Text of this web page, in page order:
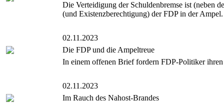
Die Verteidigung der Schuldenbremse ist (neben
(und Existenzberechtigung) der FDP in der Ampel.
02.11.2023
Die FDP und die Ampeltreue
In einem offenen Brief fordern FDP-Politiker
02.11.2023
Im Rauch des Nahost-Brandes